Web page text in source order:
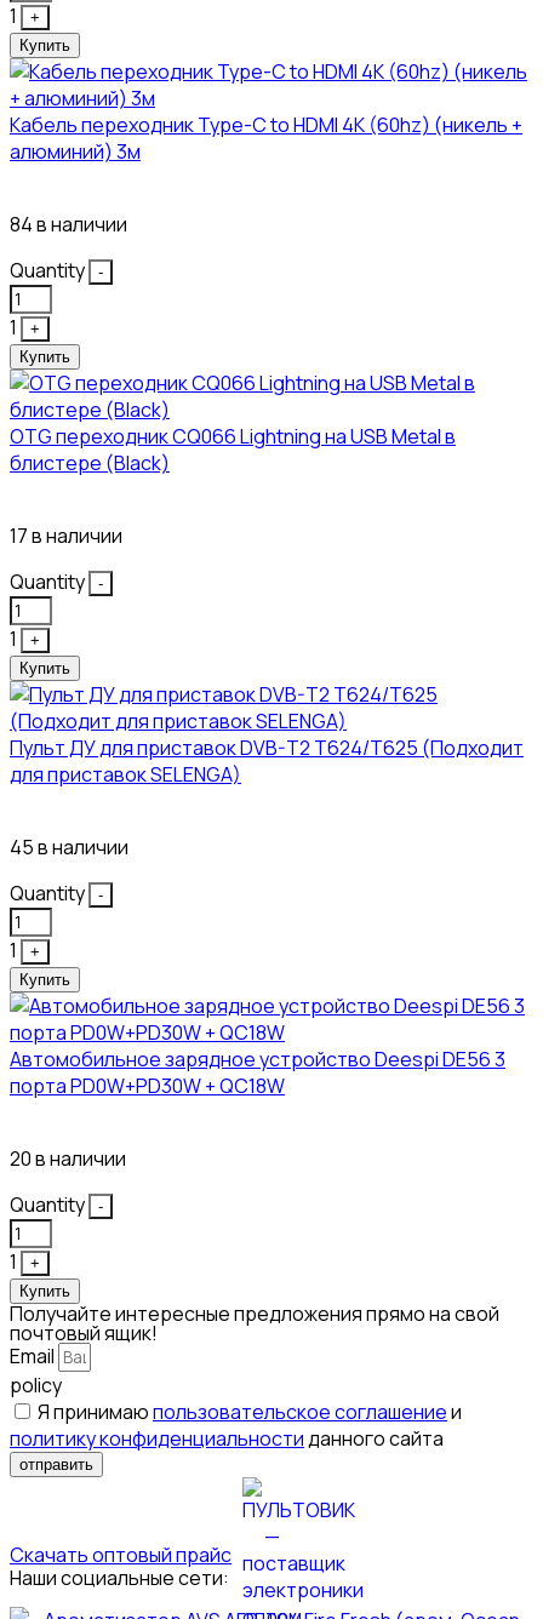
1
+
Купить
Кабель переходник Type-C to HDMI 4K (60hz) (никель +
алюминий) 3м
84 в наличии
Quantity
-
1
+
Купить
OTG переходник CQ066 Lightning на USB Metal в
блистере (Black)
17 в наличии
Quantity
-
1
+
Купить
Пульт ДУ для приставок DVB-T2 T624/T625 (Подходит
для приставок SELENGA)
45 в наличии
Quantity
-
1
+
Купить
Автомобильное зарядное устройство Deespi DE56 3
порта PD0W+PD30W + QC18W
20 в наличии
Quantity
-
1
+
Купить
Получайте интересные предложения прямо на свой
почтовый ящик!
Email
policy
Я принимаюпользовательское соглашениеи
политику конфиденциальностиданного сайта
отправить
Скачать оптовый прайс
Наши социальные сети: